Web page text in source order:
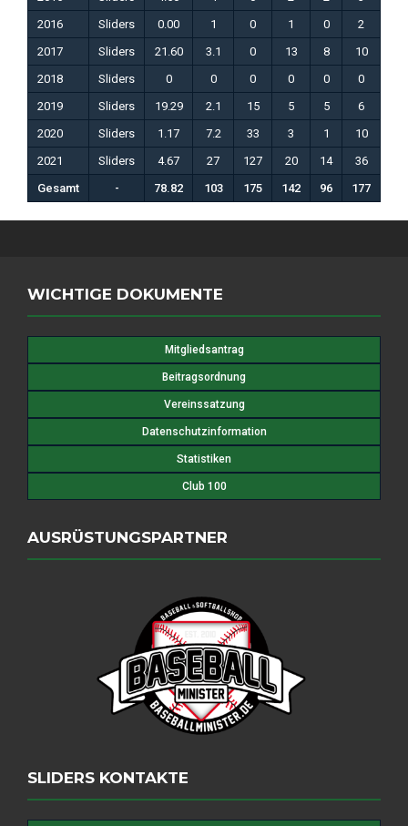
2016
Sliders 0.00 1 0 1 0 2
2017
Sliders 21.60 3.1 0 13 8 10
2018
Sliders 0 0 0 0 0 0
2019
Sliders 19.29 2.1 15 5 5 6
2020
Sliders 1.17 7.2 33 3 1 10
2021
Sliders 4.67 27 127 20 14 36
Gesamt
- 78.82 103 175 142 96 177
WICHTIGE DOKUMENTE
Mitgliedsantrag
Beitragsordnung
Vereinssatzung
Datenschutzinformation
Statistiken
Club 100
AUSRÜSTUNGSPARTNER
SLIDERS KONTAKTE